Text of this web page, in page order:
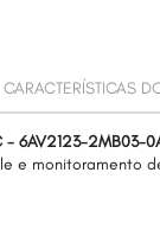
CARACTERÍSTICAS
- 6AV2123-2MB03-
e monitoramento